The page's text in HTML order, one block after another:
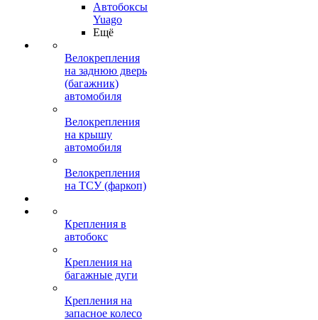
Автобоксы
Yuago
Ещё
Велокрепления
на заднюю дверь
(багажник)
автомобиля
Велокрепления
на крышу
автомобиля
Велокрепления
на ТСУ (фаркоп)
Крепления в
автобокс
Крепления на
багажные дуги
Крепления на
запасное колесо